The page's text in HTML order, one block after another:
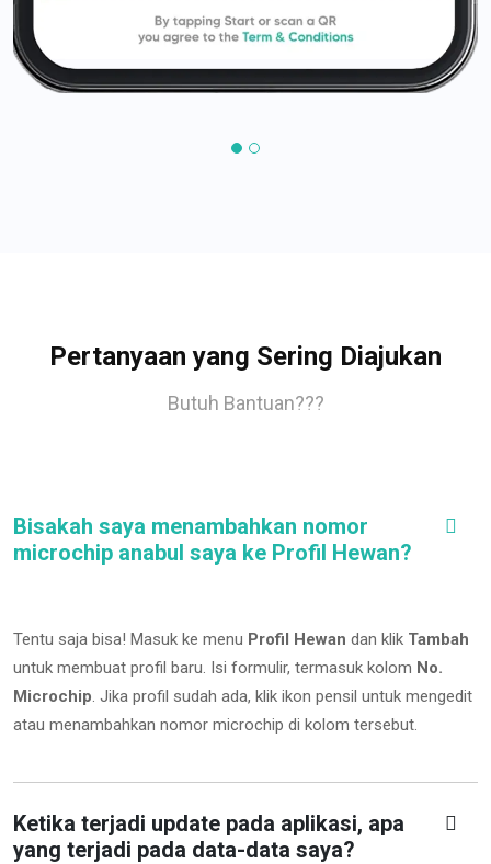
Pertanyaan yang Sering Diajukan
Butuh Bantuan???
Bisakah saya menambahkan nomor
microchip anabul saya ke Profil Hewan?
Tentu saja bisa! Masuk ke menu Profil Hewan dan klik Tambah
untuk membuat profil baru. Isi formulir, termasuk kolom No.
Microchip. Jika profil sudah ada, klik ikon pensil untuk mengedit
atau menambahkan nomor microchip di kolom tersebut.
Ketika terjadi update pada aplikasi, apa
yang terjadi pada data-data saya?